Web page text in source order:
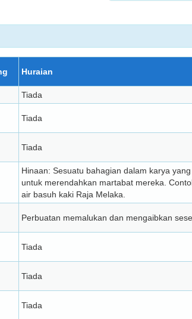
Huraian
Tiada
Tiada
Tiada
Hinaan: Sesuatu bahagian dalam karya
untuk merendahkan martabat mereka.
air basuh kaki Raja Melaka.
Perbuatan memalukan dan mengaibkan
Tiada
Tiada
Tiada